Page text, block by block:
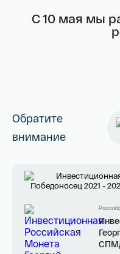
С 10 мая мы
Обратите
внимание